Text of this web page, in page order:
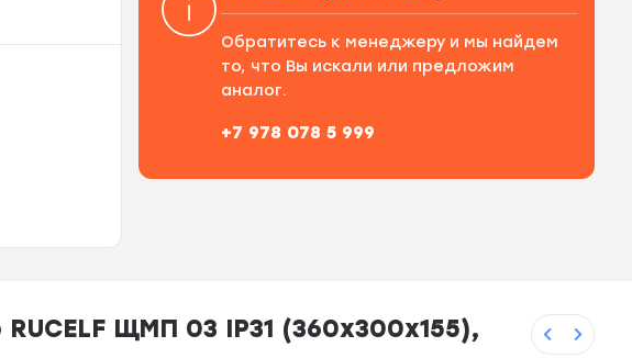
Обратитесь к менеджеру и мы найдем
то, что Вы искали или предложим
аналог.
+7 978 078 5 999
ЩМП 03 IP31 (360х300х155),